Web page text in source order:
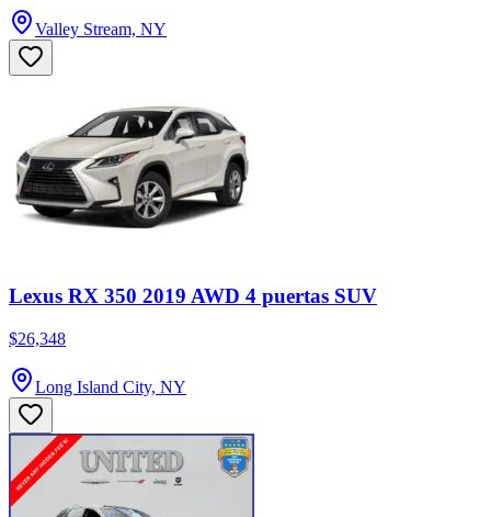
Valley Stream, NY
Lexus RX 350 2019 AWD 4 puertas SUV
$26,348
Long Island City, NY